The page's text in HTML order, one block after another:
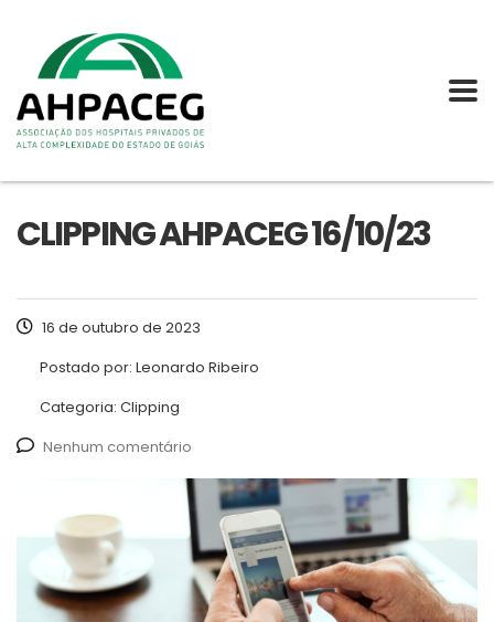
CLIPPING AHPACEG 16/10/23
16 de outubro de 2023
Postado por: Leonardo Ribeiro
Categoria: Clipping
Nenhum comentário